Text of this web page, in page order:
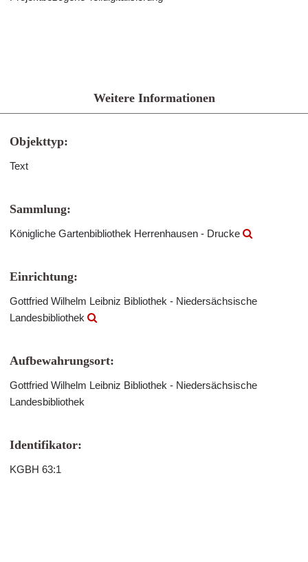
Weitere Informationen
Objekttyp:
Text
Sammlung:
Königliche Gartenbibliothek Herrenhausen - Drucke
Einrichtung:
Gottfried Wilhelm Leibniz Bibliothek - Niedersächsische
Landesbibliothek
Aufbewahrungsort:
Gottfried Wilhelm Leibniz Bibliothek - Niedersächsische
Landesbibliothek
Identifikator:
KGBH 63:1